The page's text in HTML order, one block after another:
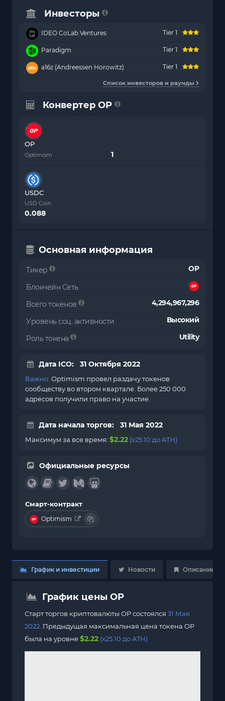
Инвесторы
IDEO CoLab Ventures Tier 1
Paradigm Tier 1
a16z (Andreessen Horowitz) Tier 1
Список инвесторов и раунды
Конвертер OP
OP
Optimism
USDC
USD Coin
0.088
Основная информация
Тикер OP
Блокчейн Сеть
Всего токенов
4,294,967,296
Уровень соц. активности Высокий
Роль токена Utility
Дата ICO: 31 Октября 2022
Важно: Optimism провел раздачу токенов
сообществу во втором квартале. Более 250 000
адресов получили право на участие.
Дата начала торгов: 31 Мая 2022
Максимум за все время: $2.22 (x25.10 до ATH)
Официальные ресурсы
Смарт-контракт
Optimism
График и инвестиции Новости Описание
График цены OP
Старт торгов криптовалюты OP состоялся 31 Мая
2022 . Предыдущая максимальная цена токена OP
была на уровне$2.22 (x25.10 до ATH)